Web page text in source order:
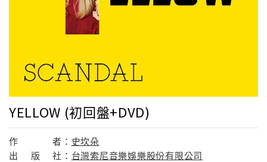
YELLOW (初回盤+DVD)
作 者： 史坎朵
出
版 社： 台灣索尼音樂娛樂股份有限公司